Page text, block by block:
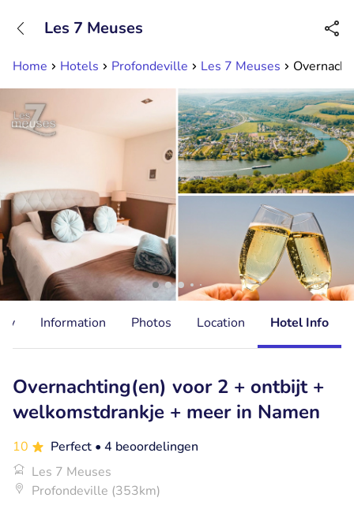
Available until 23:00
Home Hotels Profondeville Les 7 Meuses
Les 7 Meuses
Information Photos Location Hotel Info
Overnachting(en) voor 2 + ontbijt +
welkomstdrankje + meer in Namen
10 Perfect • 4 beoordelingen
Les 7 Meuses
Profondeville (353km)